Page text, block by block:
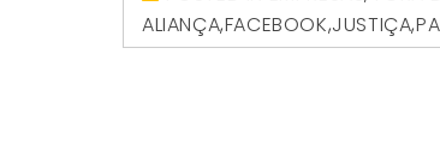
ALIANÇA,FACEBOOK,JUSTIÇA,